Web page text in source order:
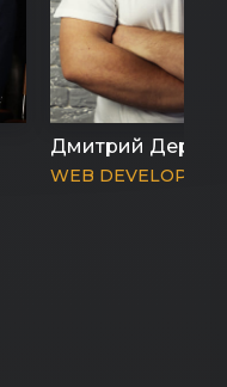
Дмитрий
WEB DEVELOPER